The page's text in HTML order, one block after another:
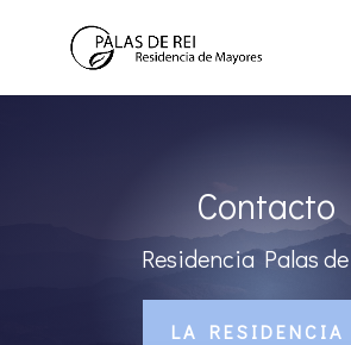
Contacto
Residencia Palas
LA RESIDENCIA